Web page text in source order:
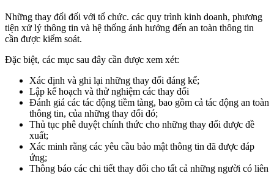
Những thay đổi đối với tổ chức. các quy trình kinh doanh, phương
tiện xử lý thông tin và hệ thống ảnh hưởng đến an toàn thông tin
cần được kiểm soát.
Đặc biệt, các mục sau đây cần được xem xét:
Xác định và ghi lại những thay đổi đáng kể;
Lập kế hoạch và thử nghiệm các thay đổi
Đánh giá các tác động tiềm tàng, bao gồm cả tác động an toàn
thông tin, của những thay đổi đó;
Thủ tục phê duyệt chính thức cho những thay đổi được đề
xuất;
Xác minh rằng các yêu cầu bảo mật thông tin đã được đáp
ứng;
Thông báo các chi tiết thay đổi cho tất cả những người có liên